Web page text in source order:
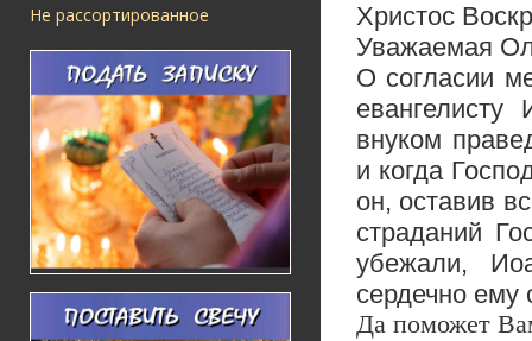
Не рассортированное
Христос
Уважаемая
О согласии
внуком
и когда
он, оставив
страданий
убежали,
сердечно ему
Да поможет